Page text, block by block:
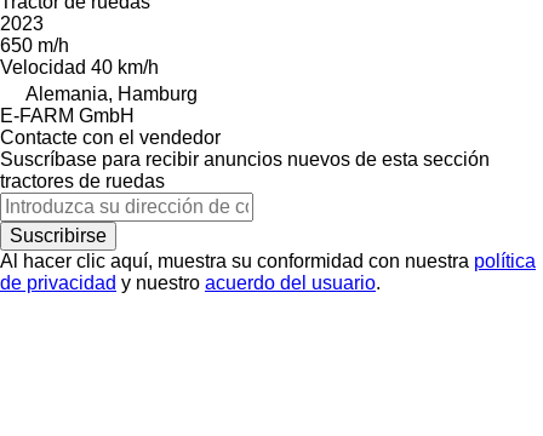
2023
650 m/h
Velocidad 40 km/h
Alemania, Hamburg
E-FARM GmbH
Contacte con el vendedor
Suscríbase para recibir anuncios nuevos de esta sección
tractores de ruedas
Suscribirse
Al hacer clic aquí, muestra su conformidad con nuestra política
de privacidad y nuestro acuerdo del usuario.